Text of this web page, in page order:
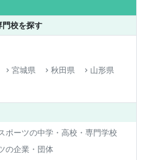
門校を探す
keyboard_arrow_right 宮城県 keyboard_arrow_right 秋田県 keyboard_arrow_right 山形県
ポーツの中学・高校・専門学校
の企業・団体